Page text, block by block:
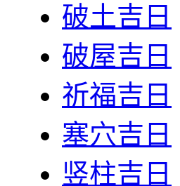
破土吉日
破屋吉日
祈福吉日
塞穴吉日
竖柱吉日